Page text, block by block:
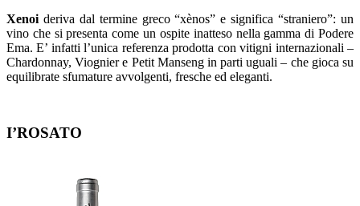
Xenoi deriva dal termine greco “xènos” e significa “straniero”: un
vino che si presenta come un ospite inatteso nella gamma di Podere
Ema. E’ infatti l’unica referenza prodotta con vitigni internazionali –
Chardonnay, Viognier e Petit Manseng in parti uguali – che gioca su
equilibrate sfumature avvolgenti, fresche ed eleganti.
I’ROSATO